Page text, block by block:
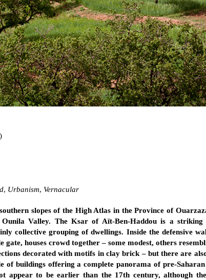
, Urbanism, Vernacular
slopes of the High Atlas in the Province of
Valley. The Ksar of Aït-Ben-Haddou is a striking
collective grouping of dwellings. Inside the defensive
gate, houses crowd together – some modest, others
decorated with motifs in clay brick – but there are
of buildings offering a complete panorama of pre-
appear to be earlier than the 17th century, although